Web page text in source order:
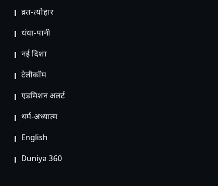
व्रत-त्योहार
धंधा-पानी
नई दिशा
टेलीकॉम
ए​डमिशन अलर्ट
धर्म-अध्यात्म
English
Duniya 360